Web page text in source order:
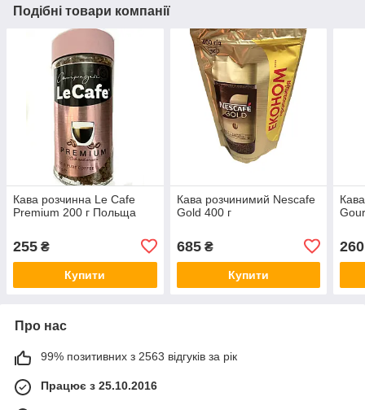
Подібні товари компанії
Кава розчинна Le Cafe
Premium 200 г Польща
255 ₴
Купити
Кава розчинимий Nescafe
Gold 400 г
685₴
Купити
260
Про нас
99% позитивних з 2563 відгуків за рік
Працює з 25.10.2016